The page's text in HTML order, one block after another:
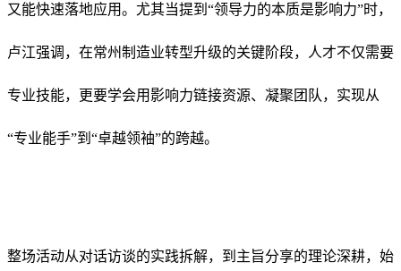
又能快速落地应用。尤其当提到“领导力的本质是影响力”时，
卢江强调，在常州制造业转型升级的关键阶段，人才不仅需要
专业技能，更要学会用影响力链接资源、凝聚团队，实现从
“专业能手”到“卓越领袖”的跨越。
整场活动从对话访谈的实践拆解，到主旨分享的理论深耕，始